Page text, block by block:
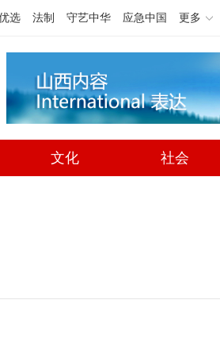
选 法制 守艺中华 应急中国 更多
文化 社会